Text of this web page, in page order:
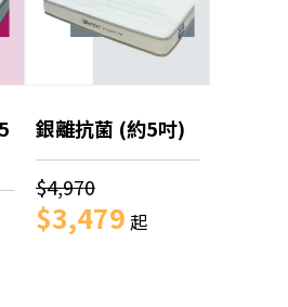
銀離抗菌 (約5吋)
$4,970
$3,479 起